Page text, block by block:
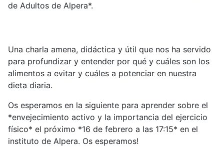
de Adultos de Alpera*.
Una charla amena, didáctica y útil que nos ha servido
para profundizar y entender por qué y cuáles son los
alimentos a evitar y cuáles a potenciar en nuestra
dieta diaria.
Os esperamos en la siguiente para aprender sobre el
*envejecimiento activo y la importancia del ejercicio
físico* el próximo *16 de febrero a las 17:15* en el
instituto de Alpera. Os esperamos!